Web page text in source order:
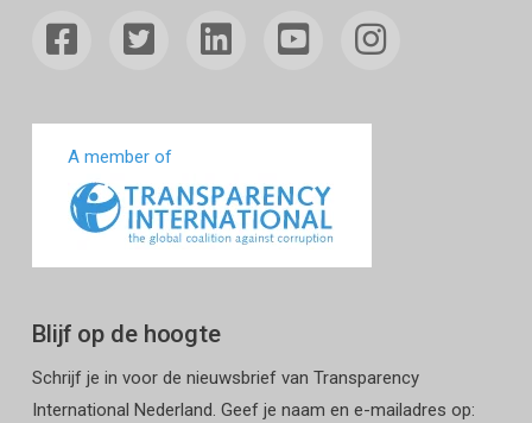
A member of
Blijf op de hoogte
Schrijf je in voor de nieuwsbrief van Transparency
International Nederland. Geef je naam en e-mailadres op: